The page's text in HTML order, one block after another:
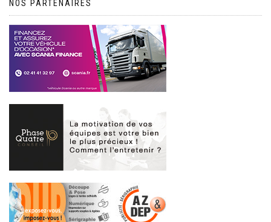
NOS PARTENAIRES